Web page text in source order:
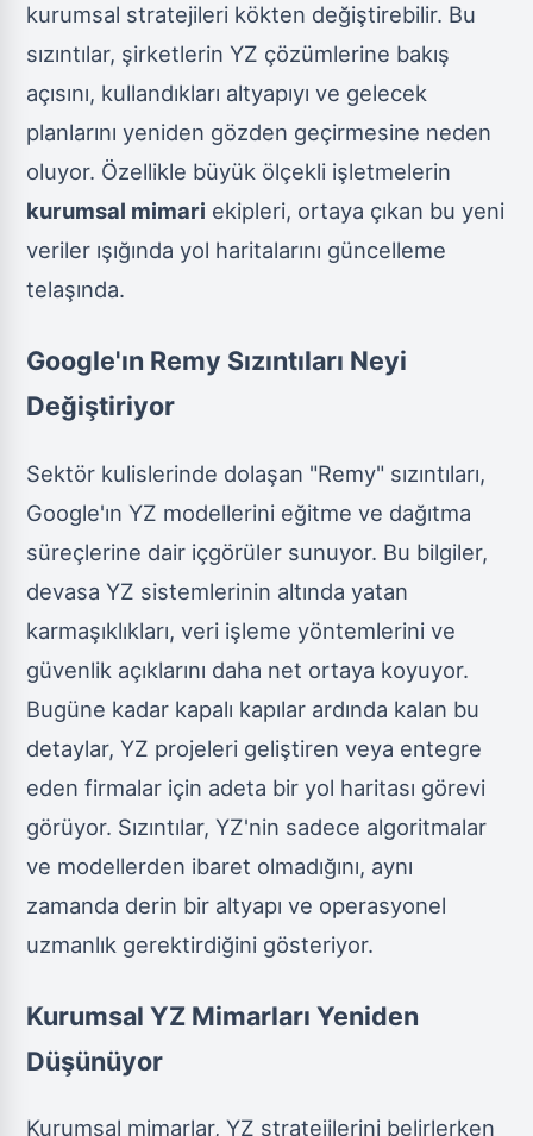
kurumsal stratejileri kökten değiştirebilir. Bu
sızıntılar, şirketlerin YZ çözümlerine bakış
açısını, kullandıkları altyapıyı ve gelecek
planlarını yeniden gözden geçirmesine neden
oluyor. Özellikle büyük ölçekli işletmelerin
kurumsal mimari ekipleri, ortaya çıkan bu yeni
veriler ışığında yol haritalarını güncelleme
telaşında.
Google'ın Remy Sızıntıları Neyi
Değiştiriyor
Sektör kulislerinde dolaşan "Remy" sızıntıları,
Google'ın YZ modellerini eğitme ve dağıtma
süreçlerine dair içgörüler sunuyor. Bu bilgiler,
devasa YZ sistemlerinin altında yatan
karmaşıklıkları, veri işleme yöntemlerini ve
güvenlik açıklarını daha net ortaya koyuyor.
Bugüne kadar kapalı kapılar ardında kalan bu
detaylar, YZ projeleri geliştiren veya entegre
eden firmalar için adeta bir yol haritası görevi
görüyor. Sızıntılar, YZ'nin sadece algoritmalar
ve modellerden ibaret olmadığını, aynı
zamanda derin bir altyapı ve operasyonel
uzmanlık gerektirdiğini gösteriyor.
Kurumsal YZ Mimarları Yeniden
Düşünüyor
Kurumsal mimarlar, YZ stratejilerini belirlerken